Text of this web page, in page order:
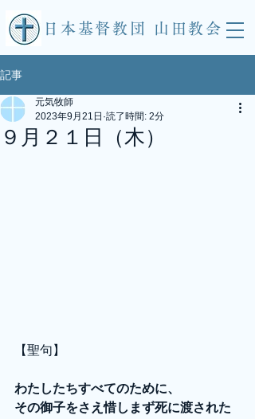
​日本基督教団 山田教会
記事
９月２１日（木）
元気牧師
2023年9月21日 読了時間: 2分
【聖句】
わたしたちすべてのために、
その御子をさえ惜しまず死に渡された